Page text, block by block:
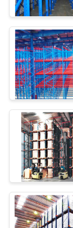
ONS
NIEUWS
GEVALLEN
SITEMAP
PRIVACY
POLICY
het